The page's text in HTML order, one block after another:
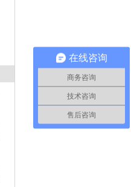
在线咨询
商务咨询
技术咨询
售后咨询